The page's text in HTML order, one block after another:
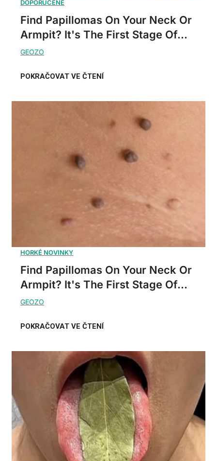
Find Papillomas On Your Neck Or
Armpit? It's The First Stage Of...
Find Papillomas On Your Neck Or
Armpit? It's The First Stage Of...